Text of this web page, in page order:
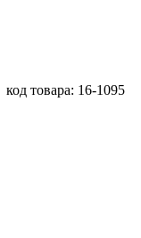
код товара: 16-1095